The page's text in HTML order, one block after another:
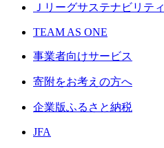
Ｊリーグサステナビリティ
TEAM AS ONE
事業者向けサービス
寄附をお考えの方へ
企業版ふるさと納税
JFA